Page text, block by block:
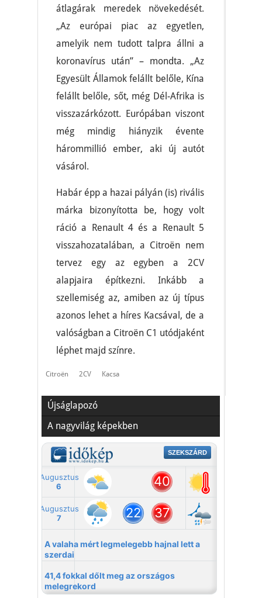
átlagárak meredek növekedését.
„Az európai piac az egyetlen,
amelyik nem tudott talpra állni a
koronavírus után” – mondta. „Az
Egyesült Államok felállt belőle, Kína
felállt belőle, sőt, még Dél-Afrika is
visszazárkózott. Európában viszont
még mindig hiányzik évente
hárommillió ember, aki új autót
vásárol.
Habár épp a hazai pályán (is) rivális
márka bizonyította be, hogy volt
ráció a Renault 4 és a Renault 5
visszahozatalában, a Citroën nem
tervez egy az egyben a 2CV
alapjaira építkezni. Inkább a
szellemiség az, amiben az új típus
azonos lehet a híres Kacsával, de a
valóságban a Citroën C1 utódjaként
léphet majd színre.
Citroën 2CV Kacsa
Újságlapozó
A nagyvilág képekben